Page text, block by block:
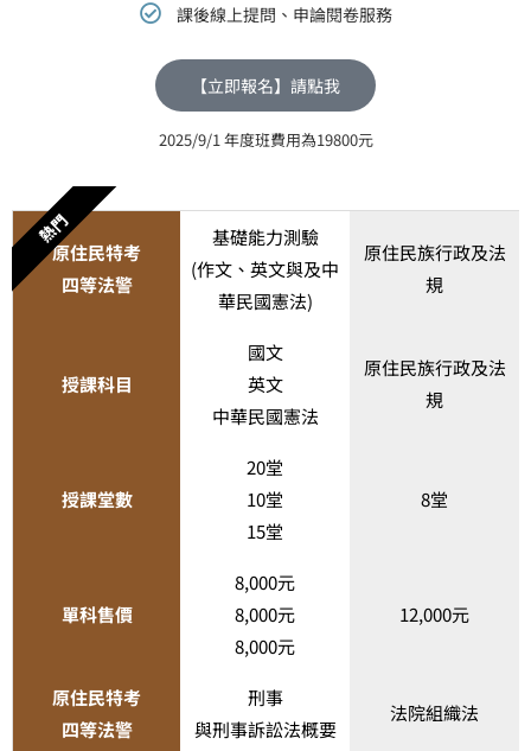
課後線上提問、申論閱卷服務
【立即報名】請點我
2025/9/1 年度班費用為19800元
熱門
原住民特考
四等法警
基礎能力測驗
(作文、英文與及中
華民國憲法)
原住民族行政及法
規
授課科目
國文
英文
中華民國憲法
原住民族行政及法
規
授課堂數
20堂
10堂
15堂
8堂
單科售價
8,000元
8,000元
8,000元
12,000元
原住民特考
四等法警
刑事
與刑事訴訟法概要
法院組織法